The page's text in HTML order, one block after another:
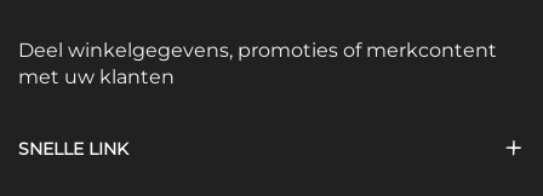
Deel winkelgegevens, promoties of merkcontent
met uw klanten
SNELLE LINK